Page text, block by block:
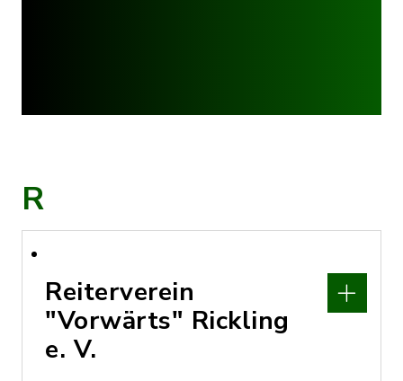
R
Reiterverein
"Vorwärts" Rickling
e. V.